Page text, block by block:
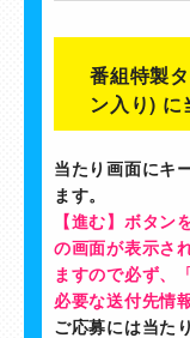
番組特製
ン入り)
当たり画面にキ
ます。
【進む】ボタン
の画面が表示さ
ますので必ず、
必要な送付先情
ご応募には当た